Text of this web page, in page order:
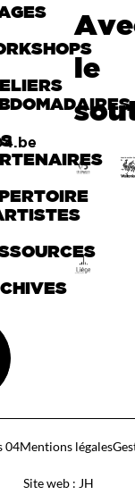
le
04Mentions légales
Site web : JH